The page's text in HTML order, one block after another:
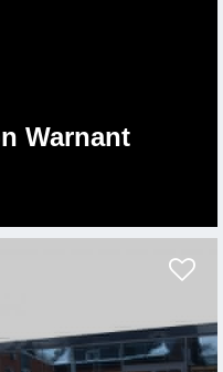
Warnant